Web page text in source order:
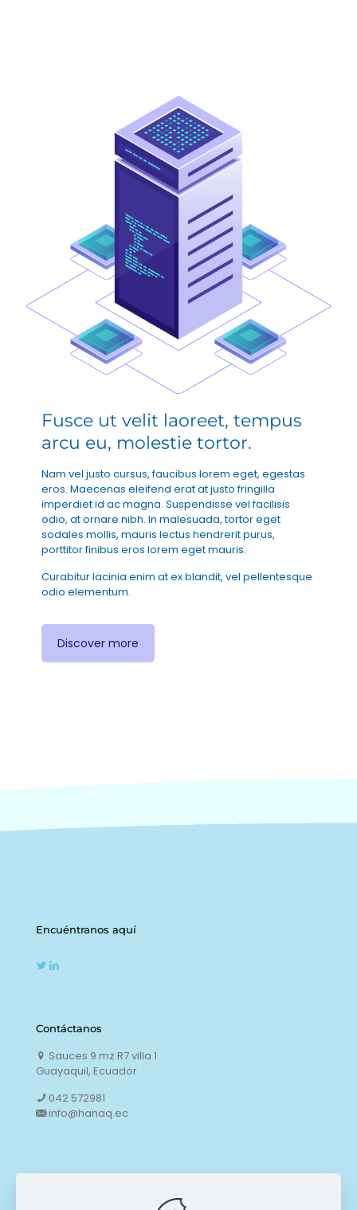
Fusce ut velit laoreet, tempus
arcu eu, molestie tortor.
Nam vel justo cursus, faucibus lorem eget, egestas
eros. Maecenas eleifend erat at justo fringilla
imperdiet id ac magna. Suspendisse vel facilisis
odio, at ornare nibh. In malesuada, tortor eget
sodales mollis, mauris lectus hendrerit purus,
porttitor finibus eros lorem eget mauris.
Curabitur lacinia enim at ex blandit, vel pellentesque
odio elementum.
Discover more
Encuéntranos aquí
Contáctanos
Sauces 9 mz R7 villa 1
Guayaquil, Ecuador
042 572981
info@hanaq.ec